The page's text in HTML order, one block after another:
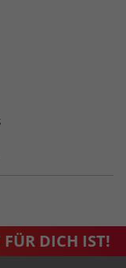
DICH IST!